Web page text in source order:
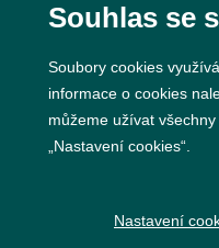
Souhlas se
Soubory cookies
informace o cookies
můžeme užívat
„Nastavení cookies“.
Nastavení